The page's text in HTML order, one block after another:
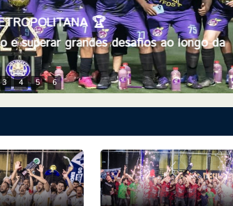
3 4 5 6
🏆
e superar grandes desafios ao longo da